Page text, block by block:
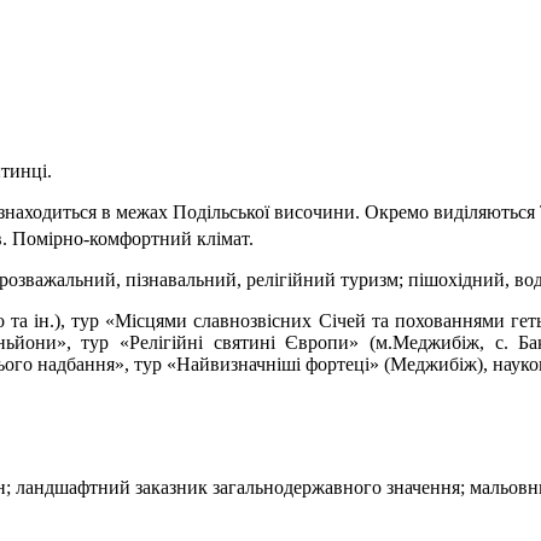
в межах Подільської височини. Окремо
Помірно-комфортний клімат.
пізнавальний, релігійний туризм; пішохідний,
ін.), тур «Місцями славнозвісних Січей та похованнями
тур «Релігійні святині Європи» (м.Меджибіж, с.
надбання», тур «Найвизначніші фортеці» (Меджибіж),
заказник загальнодержавного значення;